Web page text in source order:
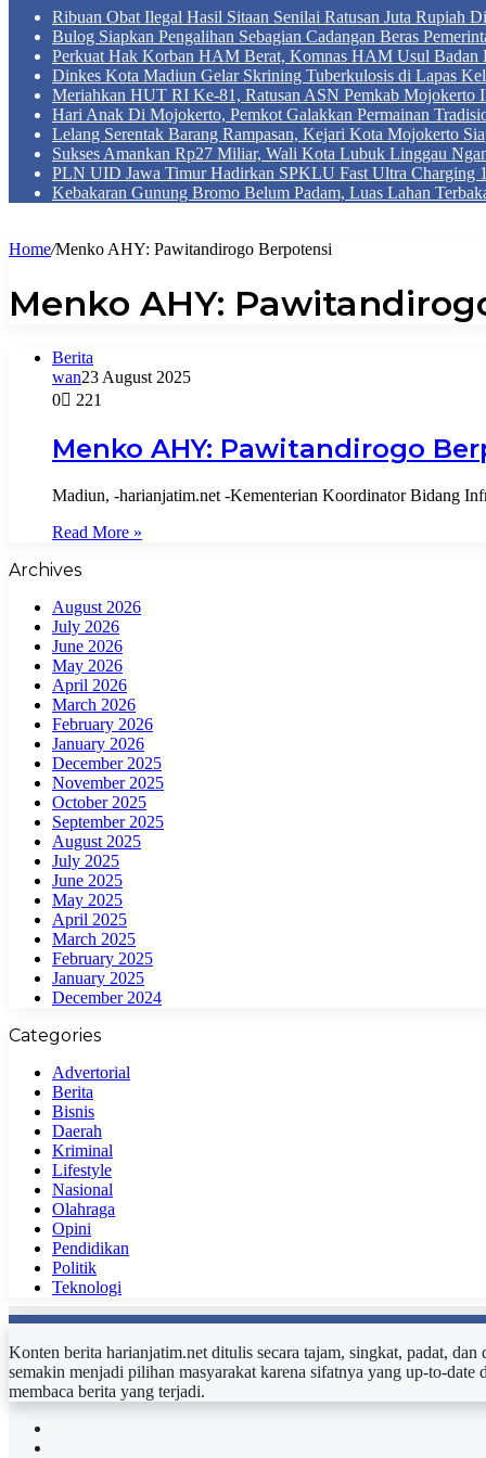
Ribuan Obat Ilegal Hasil Sitaan Senilai Ratusan Juta Rupiah
Bulog Siapkan Pengalihan Sebagian Cadangan Beras
Perkuat Hak Korban HAM Berat, Komnas HAM Usul Badan
Dinkes Kota Madiun Gelar Skrining Tuberkulosis di Lapas
Meriahkan HUT RI Ke-81, Ratusan ASN Pemkab Mojokerto
Hari Anak Di Mojokerto, Pemkot Galakkan Permainan
Lelang Serentak Barang Rampasan, Kejari Kota Mojokerto
Sukses Amankan Rp27 Miliar, Wali Kota Lubuk Linggau
PLN UID Jawa Timur Hadirkan SPKLU Fast Ultra Charging
Kebakaran Gunung Bromo Belum Padam, Luas Lahan
Home/Menko AHY: Pawitandirogo Berpotensi
Menko AHY:
Berita
wan23 August 2025
0
221
Menko AHY: Pawitandirogo
Madiun, -harianjatim.net -Kementerian Koordinator Bidang
Read More »
Archives
August 2026
July 2026
June 2026
May 2026
April 2026
March 2026
February 2026
January 2026
December 2025
November 2025
October 2025
September 2025
August 2025
July 2025
June 2025
May 2025
April 2025
March 2025
February 2025
January 2025
December 2024
Categories
Advertorial
Berita
Bisnis
Daerah
Kriminal
Lifestyle
Nasional
Olahraga
Opini
Pendidikan
Politik
Teknologi
Konten berita harianjatim.net ditulis secara tajam, singkat, padat,
semakin menjadi pilihan masyarakat karena sifatnya yang up-to-
membaca berita yang terjadi.